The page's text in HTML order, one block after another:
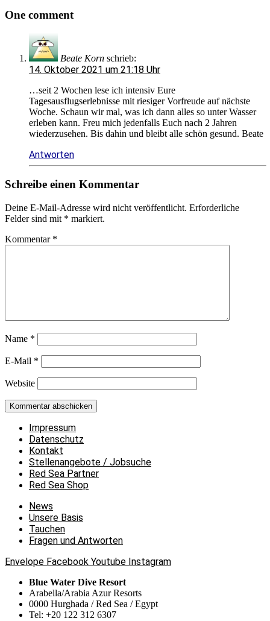
One comment
Beate Korn schrieb:
14. Oktober 2021 um 21:18 Uhr
…seit 2 Wochen lese ich intensiv Eure
Tagesausflugserlebnisse mit riesiger Vorfreude auf nächste
Woche. Schaun wir mal, was ich dann alles so unter Wasser
erleben kann. Freu mich jedenfalls Euch nach 2 Jahren
wiederzusehen. Bis dahin und bleibt alle schön gesund. Beate
Antworten
Schreibe einen Kommentar
Deine E-Mail-Adresse wird nicht veröffentlicht. Erforderliche
Felder sind mit * markiert.
Kommentar *
Name *
E-Mail *
Website
Impressum
Datenschutz
Kontakt
Stellenangebote / Jobsuche
Red Sea Partner
Red Sea Shop
News
Unsere Basis
Tauchen
Fragen und Antworten
Envelope Facebook Youtube Instagram
Blue Water Dive Resort
Arabella/Arabia Azur Resorts
0000 Hurghada / Red Sea / Egypt
Tel: +20 122 312 6307